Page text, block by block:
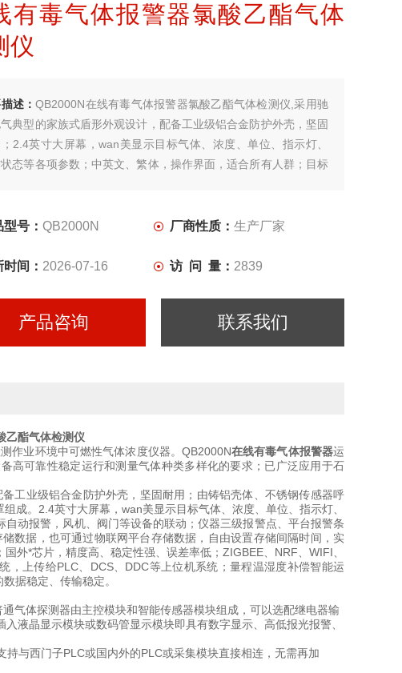
有毒气体报警器氯酸乙酯气体
仪
述：QB2000N在线有毒气体报警器氯酸乙酯气体检测仪,采用驰
典型的家族式盾形外观设计，配备工业级铝合金防护外壳，坚固
2.4英寸大屏幕，wan美显示目标气体、浓度、单位、指示灯、
态等各项参数；中英文、繁体，操作界面，适合所有人群；目标
型号： QB2000N 厂商性质： 生产厂家
间： 2026-07-16 访 问 量： 2839
产品咨询 联系我们
乙酯气体检测仪
作业环境中可燃性气体浓度仪器。 QB2000N在线有毒气体报警器运
高可靠性稳定运行和测量气体种类多样化的要求；已广泛应用于石
工业级铝合金防护外壳，坚固耐用；由铸铝壳体、不锈钢传感器呼
成。2.4英寸大屏幕，wan美显示目标气体、浓度、单位、指示灯、
动报警，风机、阀门等设备的联动；仪器三级报警点、平台报警条
数据，也可通过物联网平台存储数据，自由设置存储间隔时间，实
外*芯片，精度高、稳定性强、误差率低；ZIGBEE、NRF、WIFI、
上传给PLC、DCS、DDC等上位机系统；量程温湿度补偿智能运
据稳定、传输稳定。
体探测器由主控模块和智能传感器模块组成，可以选配继电器输
液晶显示模块或数码管显示模块即具有数字显示、高低报光报警、
西门子PLC或国内外的PLC或采集模块直接相连，无需再加